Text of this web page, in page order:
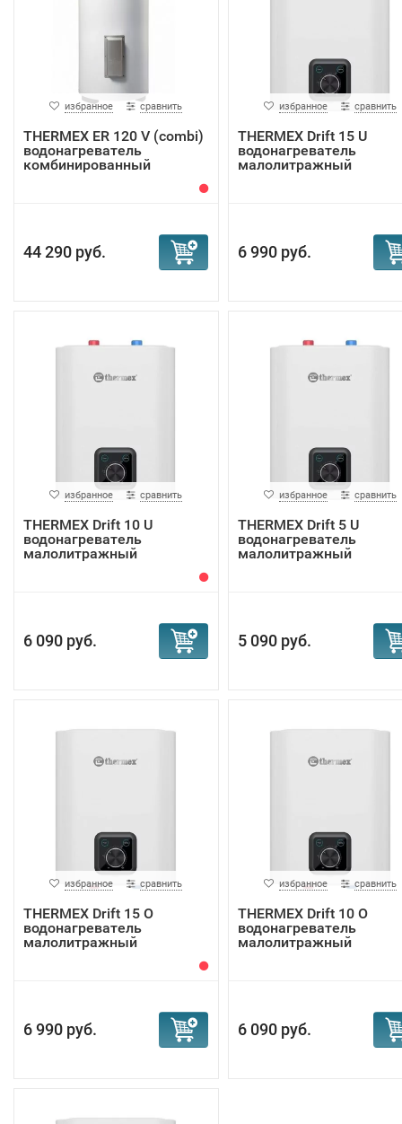
избранное сравнить
THERMEX ER 120 V (combi)
водонагреватель
комбинированный
44 290 руб.
избранное сравнить
THERMEX Drift 15 U
водонагреватель
малолитражный
6 990 руб.
избранное сравнить
THERMEX Drift 10 U
водонагреватель
малолитражный
6 090 руб.
избранное сравнить
THERMEX Drift 5 U
водонагреватель
малолитражный
5 090 руб.
избранное сравнить
THERMEX Drift 15 O
водонагреватель
малолитражный
6 990 руб.
избранное сравнить
THERMEX Drift 10 O
водонагреватель
малолитражный
6 090 руб.